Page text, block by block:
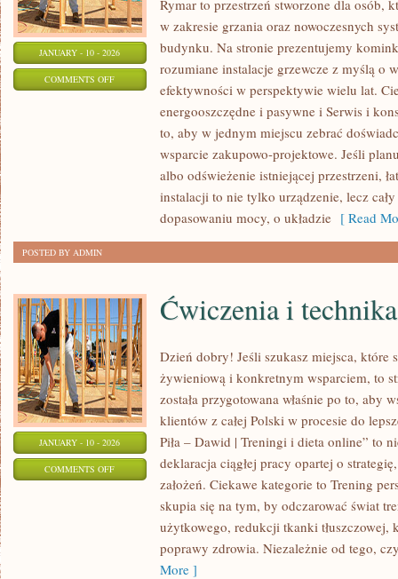
JANUARY - 10 - 2026
COMMENTS OFFON
BEZPIECZEŃSTWO
Rymar to przestrzeń stworzone dla osób,
w zakresie grzania oraz nowoczesnych
budynku. Na stronie prezentujemy
rozumiane instalacje grzewcze z myślą o
efektywności w perspektywie wielu lat.
energooszczędne i pasywne i Serwis i
to, aby w jednym miejscu zebrać
wsparcie zakupowo-projektowe. Jeśli
albo odświeżenie istniejącej przestrzeni,
instalacji to nie tylko urządzenie, lecz
dopasowaniu mocy, o układzie [ Read
POSTED BY ADMIN
JANUARY - 10 - 2026
COMMENTS OFFON
ĆWICZENIA
Ćwiczenia i technika
Dzień dobry! Jeśli szukasz miejsca, które
żywieniową i konkretnym wsparciem, to
została przygotowana właśnie po to, aby
klientów z całej Polski w procesie do
Piła – Dawid | Treningi i dieta online” to
deklaracja ciągłej pracy opartej o
założeń. Ciekawe kategorie to Trening
skupia się na tym, by odczarować świat
użytkowego, redukcji tkanki tłuszczowej,
poprawy zdrowia. Niezależnie od tego,
More ]